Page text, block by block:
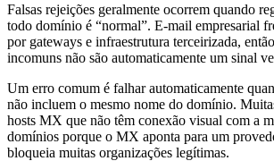
Falsas rejeições geralmente ocorrem quando
todo domínio é “normal”. E-mail empresarial
por gateways e infraestrutura terceirizada,
incomuns não são automaticamente um sinal
Um erro comum é falhar automaticamente
não incluem o mesmo nome do domínio.
hosts MX que não têm conexão visual com a
domínios porque o MX aponta para um
bloqueia muitas organizações legítimas.